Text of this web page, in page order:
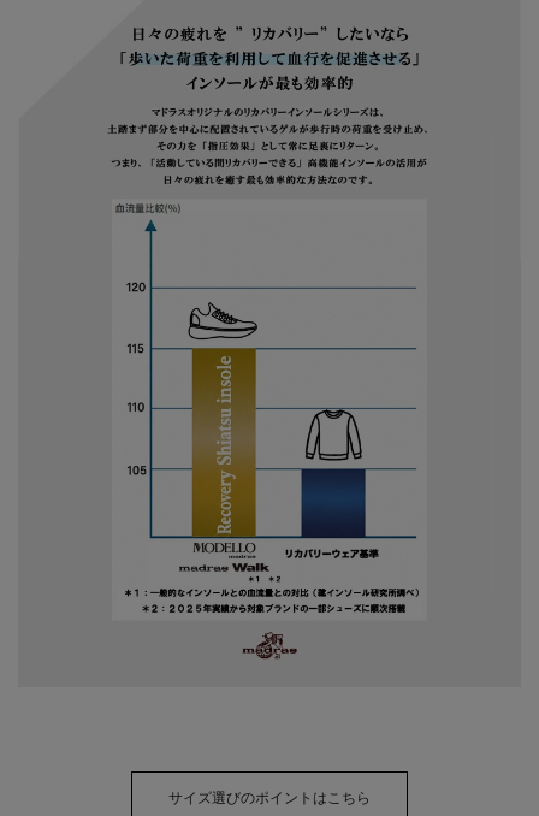
サイズ選びのポイントはこちら